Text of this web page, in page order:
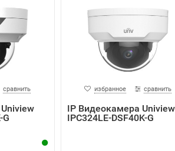
сравнить
G
избранное сравнить
IP Видеокамера Uniview
IPC324LE-DSF40K-G